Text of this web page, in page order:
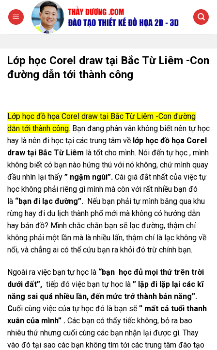
đến
Lớp học Corel draw tại Bắc Từ Liêm -Con
đường dẫn tới thành công
Lớp học đồ họa Corel draw tại Bắc Từ Liêm -Con đường
dẫn tới thành công. Bạn đang phân vân không biết nên tự học
hay là nên đi học tại các trung tâm về lớp học đồ họa Corel
draw tại Bắc Từ Liêm là tốt cho mình. Nói đến tự học , mình
không biết có bạn nào hứng thú với nó không, chứ mình quay
đầu nhìn lại thấy ” ngậm ngùi”. Cái giá đắt nhất của việc tự
học không phải riêng gì mình mà còn với rất nhiều bạn đó
là “bạn đi lạc đường”. Nếu bạn phải tự mình băng qua khu
rừng hay đi du lịch thành phố mới mà không có hướng dẫn
hay bản đồ? Mình chắc chắn bạn sẽ lạc đường, thậm chí
không phải một lần mà là nhiều lấn, thậm chí là lạc không về
nổi, và chẳng ai có thể cứu bạn ra khỏi đó trừ chính bạn.
Ngoài ra việc bạn tự học là “bạn học đủ mọi thứ trên trời
dưới đất”, tiếp đó việc bạn tự học là ” lặp đi lặp lại các kĩ
năng sai quá nhiều lần, đến mức trở thành bản năng”.
Cuối cùng việc của tự học đó là bạn sẽ ” mất cả tuổi thanh
xuân của mình” . Các bạn có thấy tiếc không, bỏ ra bao
nhiêu thứ nhưng cuối cùng các bạn nhận lại được gì. Thay
vào đó tại sao các bạn không tìm tới các trung tâm đào tạo